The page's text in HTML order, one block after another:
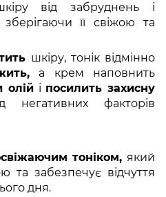
від забруднень і
її свіжою та
шкіру, тонік відмінно
а крем наповнить
олій і посилить захисну
негативних факторів
тоніком, який
та забезпечує відчуття
дня.